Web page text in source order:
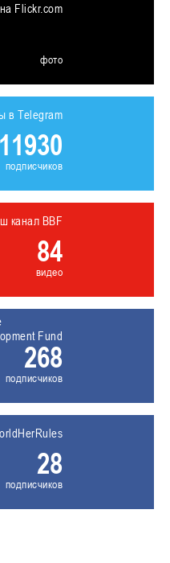
Flickr.com
фото
в Telegram
подписчиков
канал BBF
84
видео
Fund
268
подписчиков
28
подписчиков